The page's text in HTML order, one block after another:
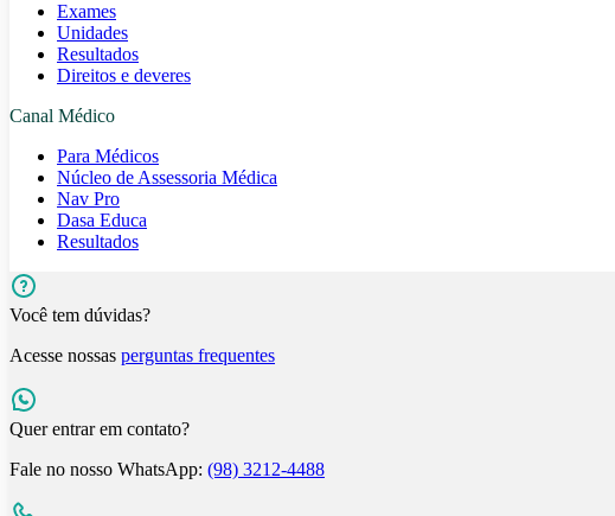
Exames
Unidades
Resultados
Direitos e deveres
Canal Médico
Para Médicos
Núcleo de Assessoria Médica
Nav Pro
Dasa Educa
Resultados
Você tem dúvidas?
Acesse nossas perguntas frequentes
Quer entrar em contato?
Fale no nosso WhatsApp: (98) 3212-4488